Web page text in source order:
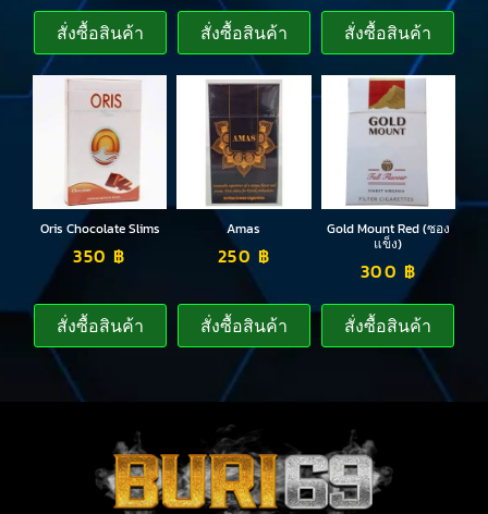
สั่งซื้อสินค้า สั่งซื้อสินค้า สั่งซื้อสินค้า
Oris Chocolate Slims
350฿
สั่งซื้อสินค้า
Amas
250 ฿
สั่งซื้อสินค้า
Gold Mount Red (ซอง
แข็ง)
300 ฿
สั่งซื้อสินค้า